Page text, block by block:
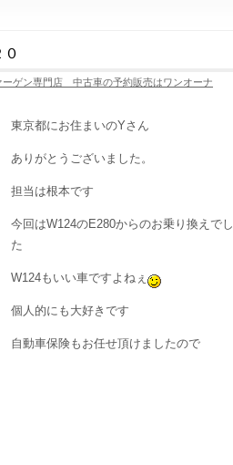
ゲン専門店 中古車の予約販売はワンオーナ
東京都にお住まいのYさん
ありがとうございました。
担当は根本です
今回はW124のE280からのお乗り換えでし
た
W124もいい車ですよねぇ
個人的にも大好きです
自動車保険もお任せ頂けましたので